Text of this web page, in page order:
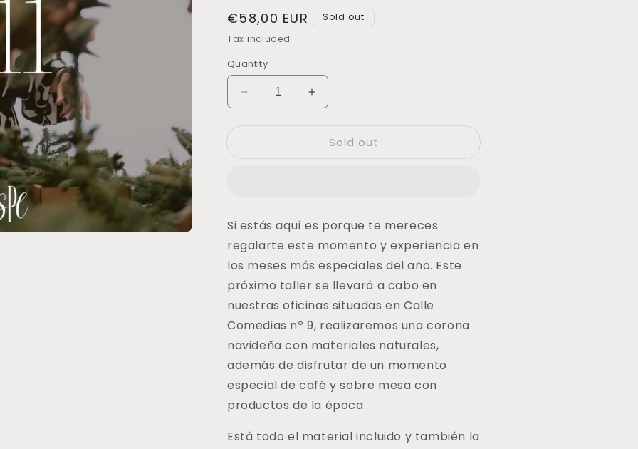
Regular
price
€58,00 EUR
Sold out
Tax included.
Quantity
Decrease
quantity
NATURALES
&amp;
COFFEE
TIME
Increase
quantity
28/11
&amp;
COFFEE
TIME
Sold out
Si estás aquí es porque te mereces
regalarte este momento y experiencia en
los meses más especiales del año. Este
próximo taller se llevará a cabo en
nuestras oficinas situadas en Calle
Comedias nº 9, realizaremos una corona
navideña con materiales naturales,
además de disfrutar de un momento
especial de café y sobre mesa con
productos de la época.
Está todo el material incluido y también la